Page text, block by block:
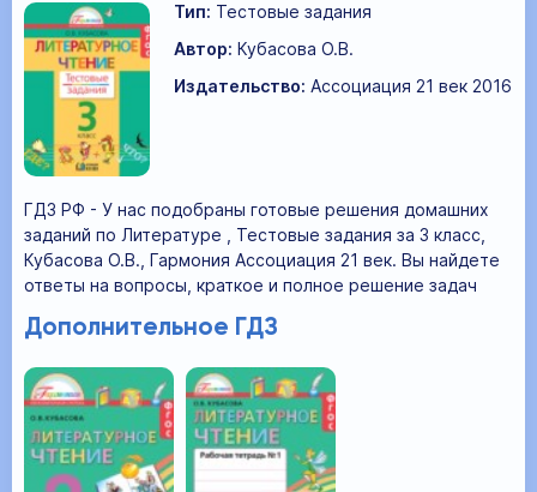
Тип: Тестовые задания
Автор: Кубасова О.В.
Издательство: Ассоциация 21 век 2016
ГДЗ РФ - У нас подобраны готовые решения домашних
заданий по Литературе , Тестовые задания за 3 класс,
Кубасова О.В., Гармония Ассоциация 21 век. Вы найдете
ответы на вопросы, краткое и полное решение задач
Дополнительное ГДЗ